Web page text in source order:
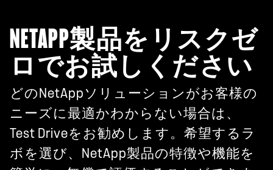
NETAPP製品をリスクゼ
ロでお試しください
どのNetAppソリューションがお客様の
ニーズに最適かわからない場合は、
Test Driveをお勧めします。希望するラ
ボを選び、NetApp製品の特徴や機能を